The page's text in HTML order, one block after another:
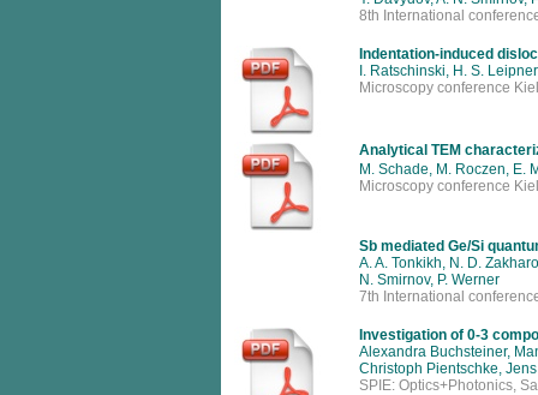
8th International
Indentation-induced
I. Ratschinski, H. S.
Microscopy conference
Analytical TEM
M. Schade, M. Roczen, E.
Microscopy conference
Sb mediated Ge/Si
A. A. Tonkikh, N. D.
N. Smirnov, P. Werner
7th International
Investigation of 0-3
Alexandra Buchsteiner,
Christoph Pientschke,
SPIE: Optics+Photonics,